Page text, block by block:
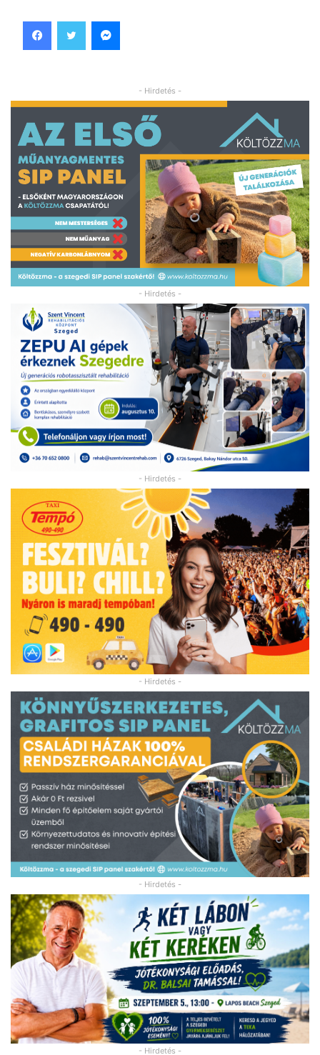
- Hirdetés -
- Hirdetés -
- Hirdetés -
- Hirdetés -
- Hirdetés -
- Hirdetés -